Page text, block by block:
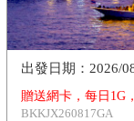
贈送網卡，每日1G
BKKJX260817GA
2026/